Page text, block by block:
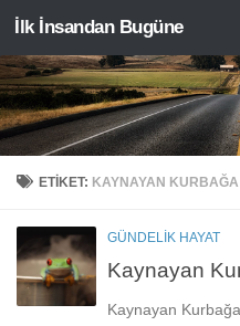
Skip to content
İlk İnsandan Bugüne
ETIKET: KAYNAYAN KURBAĞA
GÜNDELIK HAYAT
Kaynayan
Kaynayan